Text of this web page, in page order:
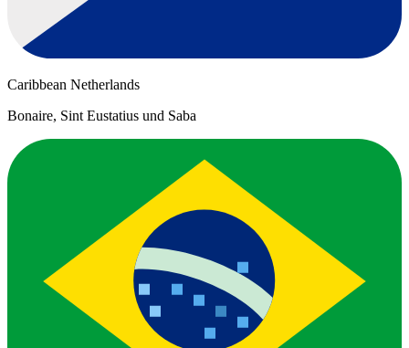
Caribbean Netherlands
Bonaire, Sint Eustatius und Saba